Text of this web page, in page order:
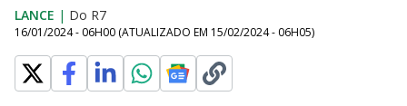
LANCE | Do R7
16/01/2024 - 06H00 (ATUALIZADO EM 15/02/2024 - 06H05)